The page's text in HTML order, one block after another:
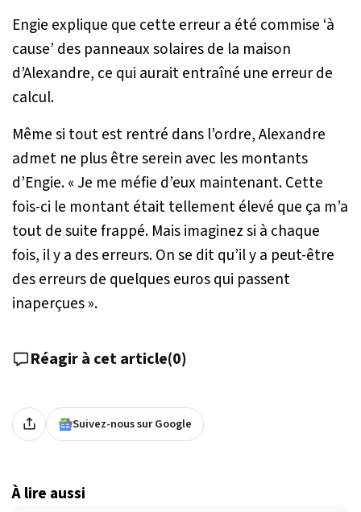
Engie explique que cette erreur a été commise ‘à
cause’ des panneaux solaires de la maison
d’Alexandre, ce qui aurait entraîné une erreur de
calcul.
Même si tout est rentré dans l’ordre, Alexandre
admet ne plus être serein avec les montants
d’Engie. « Je me méfie d’eux maintenant. Cette
fois-ci le montant était tellement élevé que ça m’a
tout de suite frappé. Mais imaginez si à chaque
fois, il y a des erreurs. On se dit qu’il y a peut-être
des erreurs de quelques euros qui passent
inaperçues».
Réagir à cet article(0)
Suivez-nous sur Google
À lire aussi